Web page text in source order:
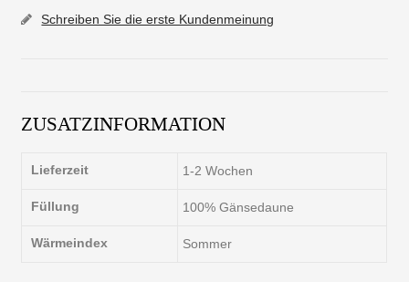
Schreiben Sie die erste Kundenmeinung
ZUSATZINFORMATION
Lieferzeit 1-2 Wochen
Füllung 100% Gänsedaune
Wärmeindex Sommer